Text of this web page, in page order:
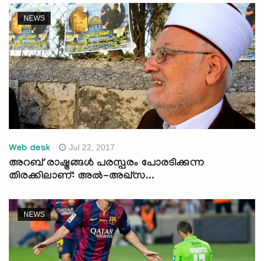
NEWS
Web desk Jul 22, 2017
അറബ് രാഷ്ട്രങ്ങള്‍ പരസ്പരം പോരടിക്കുന്ന
തിരക്കിലാണ്: അല്‍-അഖ്‌സ...
NEWS